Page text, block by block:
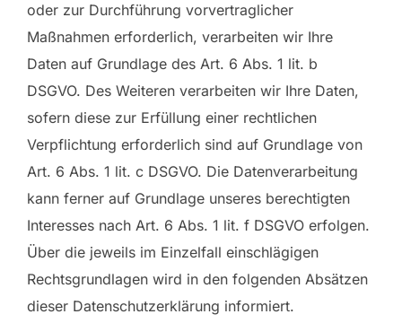
oder zur Durchführung vorvertraglicher
Maßnahmen erforderlich, verarbeiten wir Ihre
Daten auf Grundlage des Art. 6 Abs. 1 lit. b
DSGVO. Des Weiteren verarbeiten wir Ihre Daten,
sofern diese zur Erfüllung einer rechtlichen
Verpflichtung erforderlich sind auf Grundlage von
Art. 6 Abs. 1 lit. c DSGVO. Die Datenverarbeitung
kann ferner auf Grundlage unseres berechtigten
Interesses nach Art. 6 Abs. 1 lit. f DSGVO erfolgen.
Über die jeweils im Einzelfall einschlägigen
Rechtsgrundlagen wird in den folgenden Absätzen
dieser Datenschutzerklärung informiert.